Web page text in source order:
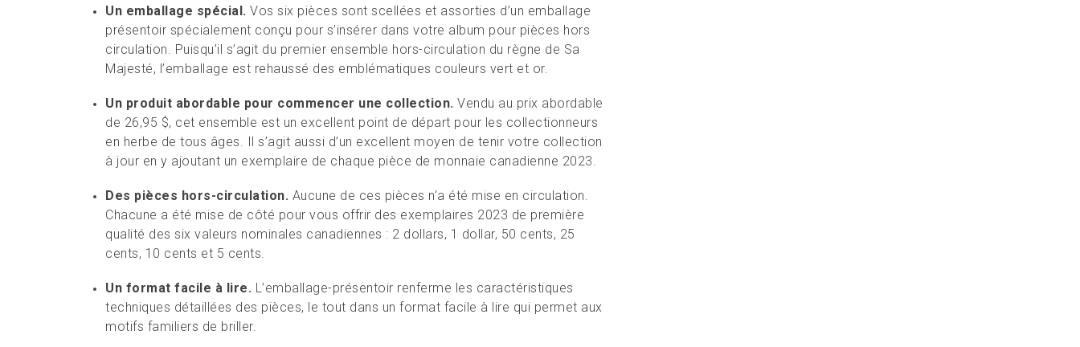
Un emballage spécial. Vos six pièces sont scellées et assorties d’un emballage
présentoir spécialement conçu pour s’insérer dans votre album pour pièces hors
circulation. Puisqu’il s’agit du premier ensemble hors-circulation du règne de Sa
Majesté, l’emballage est rehaussé des emblématiques couleurs vert et or.
Un produit abordable pour commencer une collection. Vendu au prix abordable
de 26,95 $, cet ensemble est un excellent point de départ pour les collectionneurs
en herbe de tous âges. Il s’agit aussi d’un excellent moyen de tenir votre collection
à jour en y ajoutant un exemplaire de chaque pièce de monnaie canadienne 2023.
Des pièces hors-circulation. Aucune de ces pièces n’a été mise en circulation.
Chacune a été mise de côté pour vous offrir des exemplaires 2023 de première
qualité des six valeurs nominales canadiennes : 2 dollars, 1 dollar, 50 cents, 25
cents, 10 cents et 5 cents.
Un format facile à lire. L’emballage-présentoir renferme les caractéristiques
techniques détaillées des pièces, le tout dans un format facile à lire qui permet aux
motifs familiers de briller.